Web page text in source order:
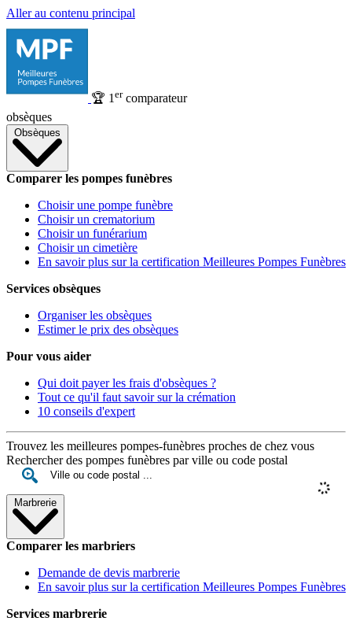
Aller au contenu principal
🏆 1 ercomparateur
obsèques
Obsèques
Comparer les pompes funèbres
Choisir une pompe funèbre
Choisir un crematorium
Choisir un funérarium
Choisir un cimetière
En savoir plus sur la certification Meilleures Pompes Funèbres
Services obsèques
Organiser les obsèques
Estimer le prix des obsèques
Pour vous aider
Qui doit payer les frais d'obsèques ?
Tout ce qu'il faut savoir sur la crémation
10 conseils d'expert
Trouvez les meilleures pompes-funèbres proches de chez vous
Rechercher des pompes funèbres par ville ou code postal
Marbrerie
Comparer les marbriers
Demande de devis marbrerie
En savoir plus sur la certification Meilleures Pompes Funèbres
Services marbrerie